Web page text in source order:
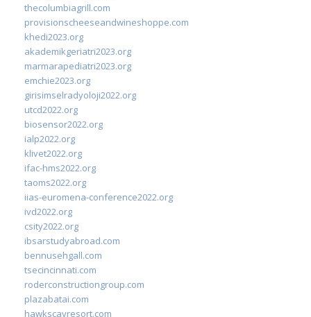
thecolumbiagrill.com
provisionscheeseandwineshoppe.com
khedi2023.org
akademikgeriatri2023.org
marmarapediatri2023.org
emchie2023.org
girisimselradyoloji2022.org
utcd2022.org
biosensor2022.org
ialp2022.org
klivet2022.org
ifac-hms2022.org
taoms2022.org
iias-euromena-conference2022.org
ivd2022.org
csity2022.org
ibsarstudyabroad.com
bennusehgall.com
tsecincinnati.com
roderconstructiongroup.com
plazabatai.com
hawkscayresort.com